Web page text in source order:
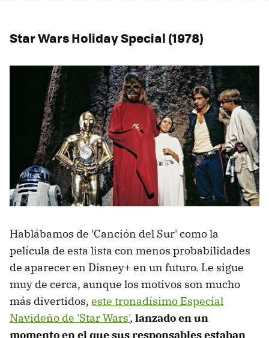
Star Wars Holiday Special (1978)
Hablábamos de 'Canción del Sur' como la
película de esta lista con menos probabilidades
de aparecer en Disney+ en un futuro. Le sigue
muy de cerca, aunque los motivos son mucho
más divertidos, este tronadísimo Especial
Navideño de 'Star Wars', lanzado en un
momento en el que sus responsables estaban